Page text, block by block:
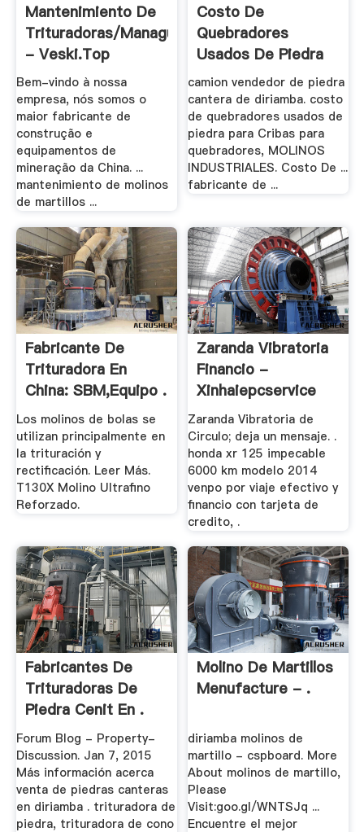
Mantenimiento De
Trituradoras/managua
- Veski.top
Bem-vindo à nossa
empresa, nós somos o
maior fabricante de
construção e
equipamentos de
mineração da China. ...
mantenimiento de molinos
de martillos ...
Costo De
Quebradores
Usados De Piedra
Para .
camion vendedor de piedra
cantera de diriamba. costo
de quebradores usados de
piedra para Cribas para
quebradores, MOLINOS
INDUSTRIALES. Costo De ...
fabricante de ...
Fabricante De
Trituradora En
China: SBM,Equipo .
Los molinos de bolas se
utilizan principalmente en
la trituración y
rectificación. Leer Más.
T130X Molino Ultrafino
Reforzado.
Zaranda Vibratoria
Financio -
Xinhaiepcservice
Zaranda Vibratoria de
Circulo; deja un mensaje. .
honda xr 125 impecable
6000 km modelo 2014
venpo por viaje efectivo y
financio con tarjeta de
credito, .
Fabricantes De
Trituradoras De
Piedra Cenit En .
Forum Blog - Property-
Discussion. Jan 7, 2015
Más información acerca
venta de piedras canteras
en diriamba . trituradora de
piedra, trituradora de cono
Molino De Martillos
Menufacture - .
diriamba molinos de
martillo - cspboard. More
About molinos de martillo,
Please
Visit:goo.gl/WNTSJq ...
Encuentre el mejor